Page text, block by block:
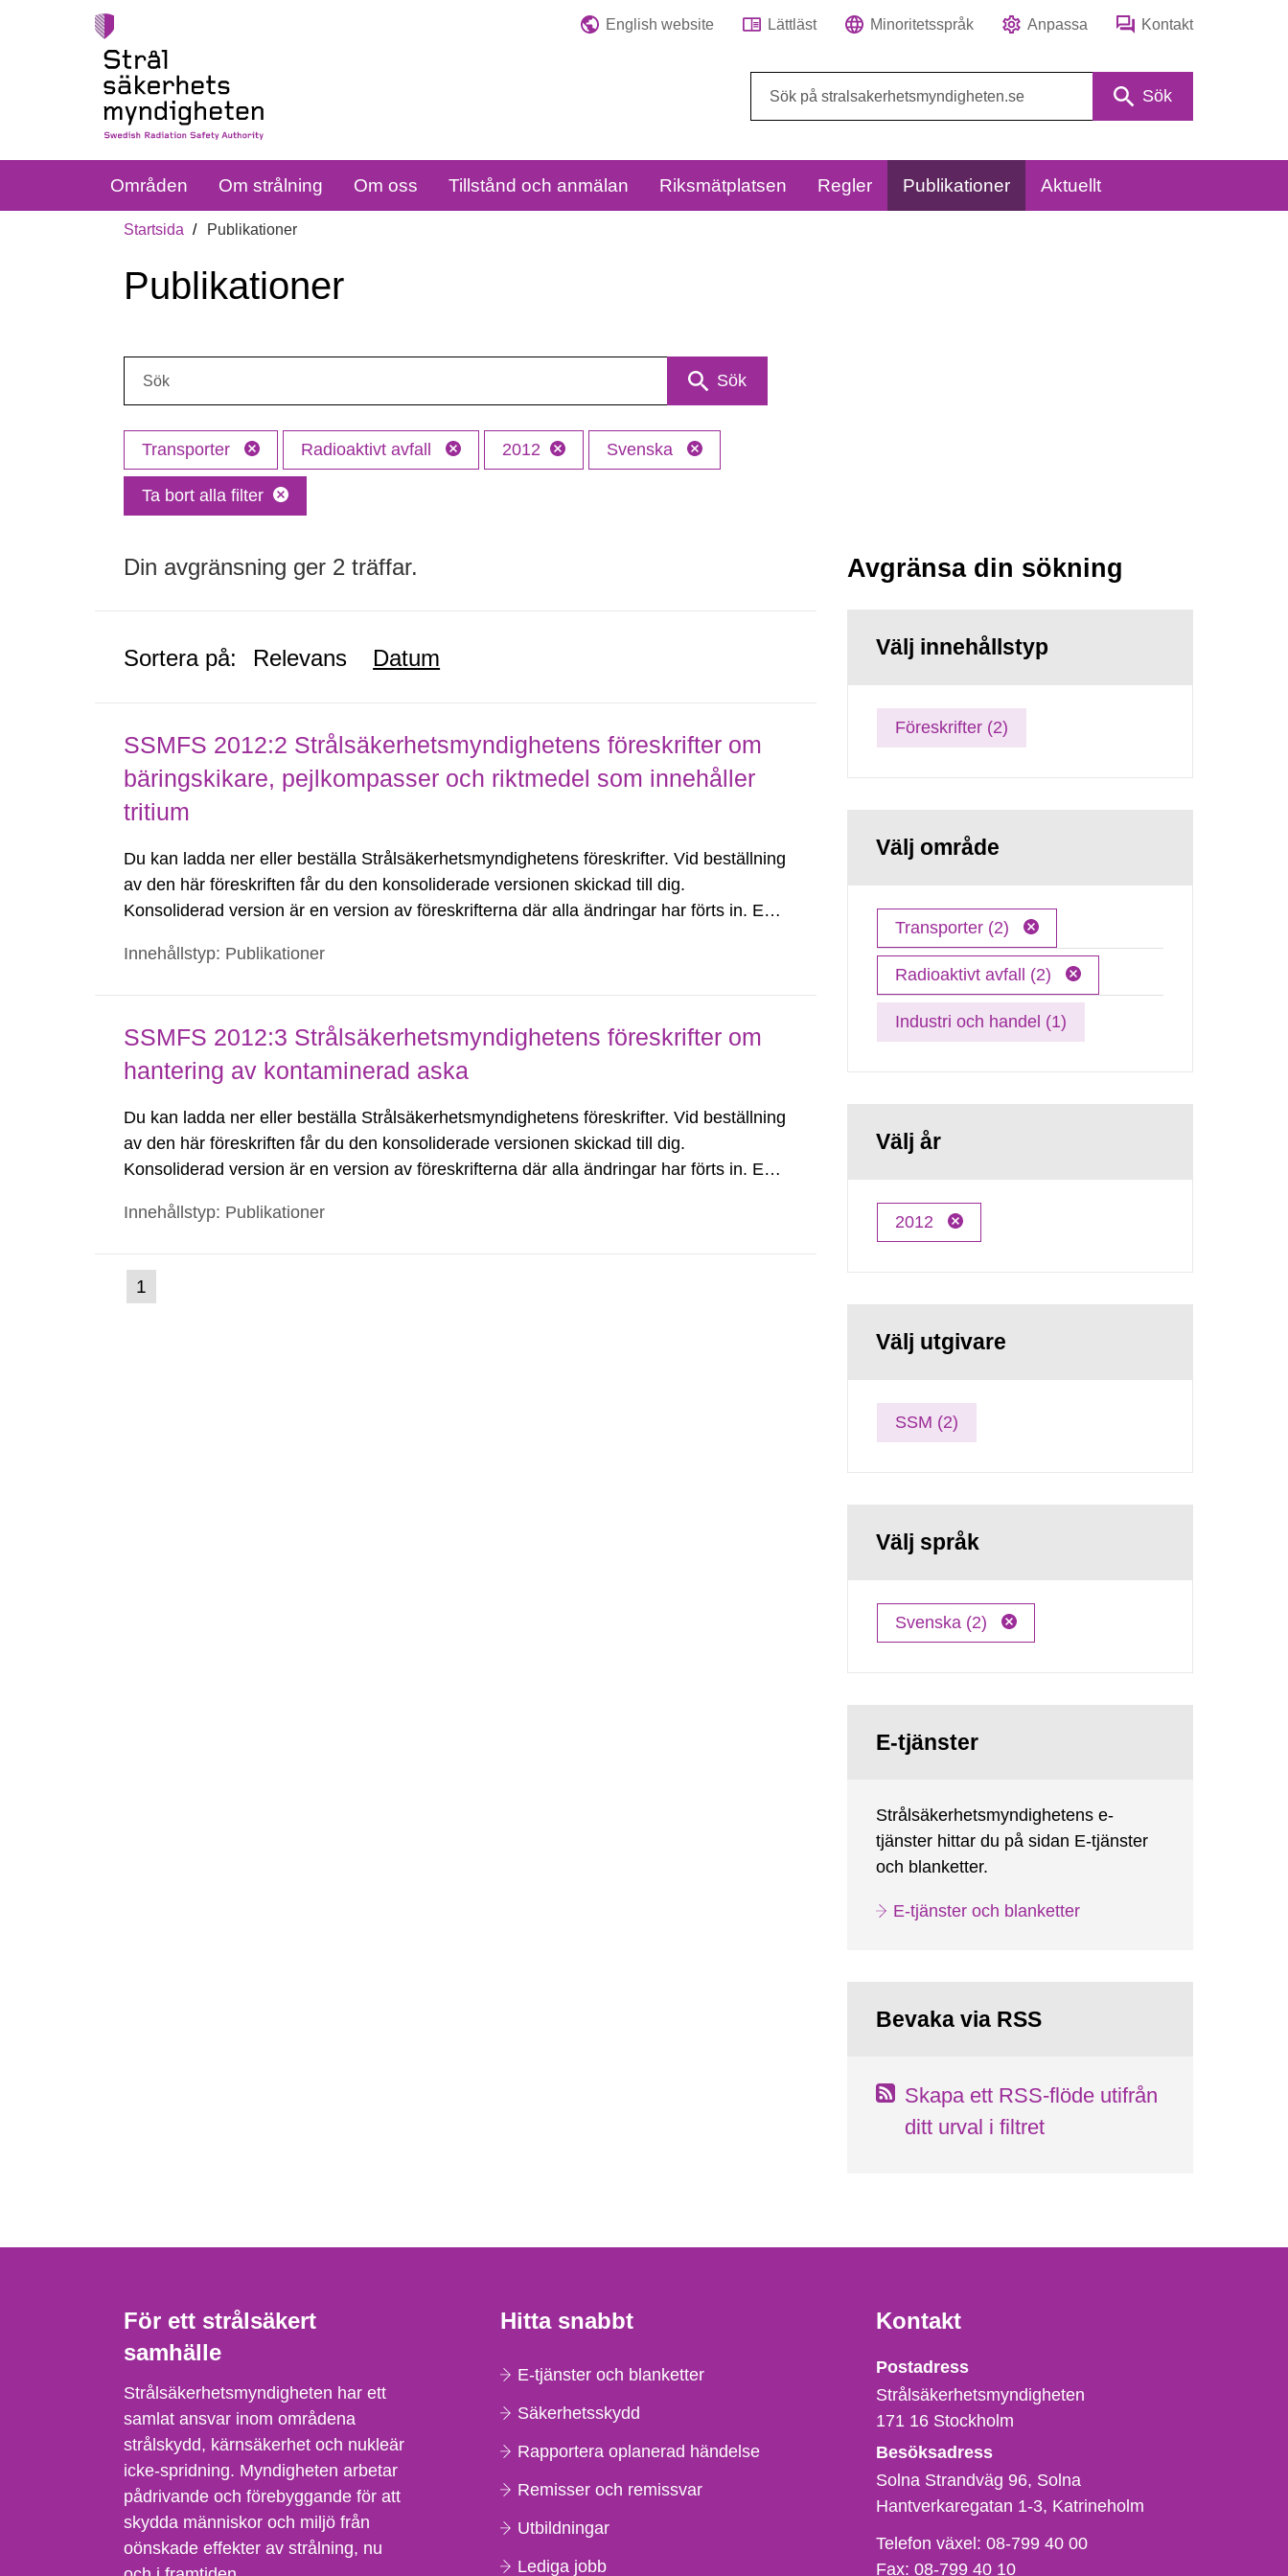
English website Lättläst Minoritetsspråk Anpassa Kontakt
Sök
Områden Om strålning Om oss Tillstånd och anmälan Riksmätplatsen Regler Publikationer Aktuellt
Startsida Publikationer
Publikationer
Sök
Transporter Radioaktivt avfall 2012 Svenska
Ta bort alla filter
Din avgränsning ger 2 träffar.
Sortera på: Relevans Datum
SSMFS 2012:2 Strålsäkerhetsmyndighetens föreskrifter om
bäringskikare, pejlkompasser och riktmedel som innehåller
tritium
Du kan ladda ner eller beställa Strålsäkerhetsmyndighetens föreskrifter. Vid beställning
av den här föreskriften får du den konsoliderade versionen skickad till dig.
Konsoliderad version är en version av föreskrifterna där alla ändringar har förts in. En
Innehållstyp: Publikationer
SSMFS 2012:3 Strålsäkerhetsmyndighetens föreskrifter om
hantering av kontaminerad aska
Du kan ladda ner eller beställa Strålsäkerhetsmyndighetens föreskrifter. Vid beställning
av den här föreskriften får du den konsoliderade versionen skickad till dig.
Konsoliderad version är en version av föreskrifterna där alla ändringar har förts in. En
Innehållstyp: Publikationer
Gå
till
1
Avgränsa din sökning
Välj innehållstyp
Föreskrifter (2)
Välj område
Transporter (2)
Radioaktivt avfall (2)
Industri och handel (1)
Välj år
2012
Välj utgivare
SSM (2)
Välj språk
Svenska (2)
E-tjänster
Strålsäkerhetsmyndighetens e-
tjänster hittar du på sidan E-tjänster
och blanketter.
E-tjänster och blanketter
Bevaka via RSS
Skapa ett RSS-flöde utifrån
ditt urval i filtret
För ett strålsäkert
samhälle
Strålsäkerhetsmyndigheten har ett
samlat ansvar inom områdena
strålskydd, kärnsäkerhet och nukleär
icke-spridning. Myndigheten arbetar
pådrivande och förebyggande för att
skydda människor och miljö från
oönskade effekter av strålning, nu
Hitta snabbt
E-tjänster och blanketter
Säkerhetsskydd
Rapportera oplanerad händelse
Remisser och remissvar
Utbildningar
Lediga jobb
Kontakt
Strålsäkerhetsmyndigheten
Postadress
Strålsäkerhetsmyndigheten
171 16 Stockholm
Besöksadress
Solna Strandväg 96, Solna
Hantverkaregatan 1-3 Katrineholm
Telefon,
fax
Telefon växel:08-799 40 00
Fax:08-799 40 10